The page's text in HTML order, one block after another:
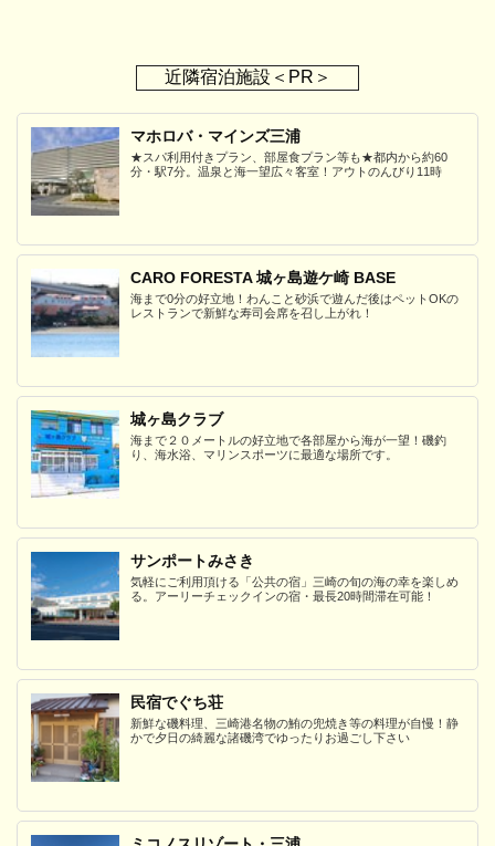
近隣宿泊施設＜PR＞
マホロバ・マインズ三浦
★スパ利用付きプラン、部屋食プラン等も★都内から約60
分・駅7分。温泉と海一望広々客室！アウトのんびり11時
CARO FORESTA 城ヶ島遊ケ崎 BASE
海まで0分の好立地！わんこと砂浜で遊んだ後はペットOKの
レストランで新鮮な寿司会席を召し上がれ！
城ヶ島クラブ
海まで２０メートルの好立地で各部屋から海が一望！磯釣
り、海水浴、マリンスポーツに最適な場所です。
サンポートみさき
気軽にご利用頂ける「公共の宿」三崎の旬の海の幸を楽しめ
る。アーリーチェックインの宿・最長20時間滞在可能！
民宿でぐち荘
新鮮な磯料理、三崎港名物の鮪の兜焼き等の料理が自慢！静
かで夕日の綺麗な諸磯湾でゆったりお過ごし下さい